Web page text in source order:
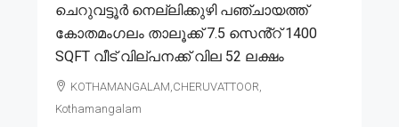
ചെറുവട്ടൂർ നെല്ലിക്കുഴി പഞ്ചായത്ത്
കോതമംഗലം താലൂക്ക് 7.5 സെൻ്റ് 1400
SQFT വീട് വില്പനക്ക് വില 52 ലക്ഷം
KOTHAMANGALAM,CHERUVATTOOR,
Kothamangalam